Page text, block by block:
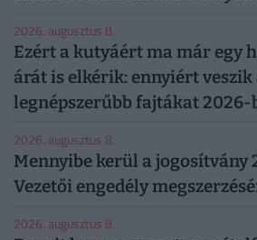
2026. augusztus 8.
Ezért a kutyáért ma már egy
árát is elkérik: ennyiért
legnépszerűbb fajtákat 2026-
2026. augusztus 8.
Mennyibe kerül a jogosítvány
Vezetői engedély
2026. augusztus 8.